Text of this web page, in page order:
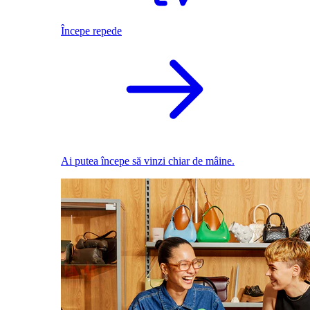
Începe repede
Ai putea începe să vinzi chiar de mâine.